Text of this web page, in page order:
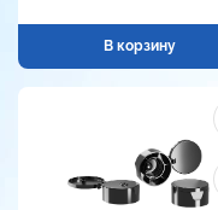
В корзину